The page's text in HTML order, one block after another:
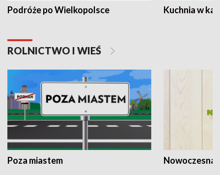
Podróże po Wielkopolsce Kuchnia w
ROLNICTWO I WIEŚ
Poza miastem Nowoczesna